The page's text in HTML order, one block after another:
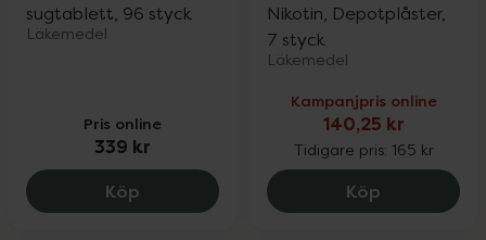
sugtablett, 96 styck
Läkemedel
Pris online
339 kr
Köp Nicotinell Mint 2 mg, 339 kr.
Nikotin, Depotplåster,
7 styck
Läkemedel
Kampanjpris online
140,25 kr
Tidigare pris: 165 kr
Köp Nicotinell